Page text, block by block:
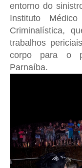
entorno do
Instituto
Criminalística,
trabalhos
corpo para o
Parnaíba.